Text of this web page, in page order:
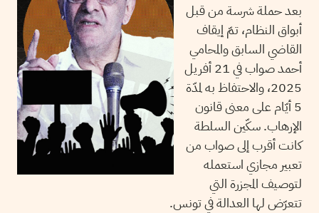
بعد حملة شرسة من قبل
أبواق النظام، تمّ إيقاف
القاضي السابق والمحامي
أحمد صواب في 21 أفريل
2025، والاحتفاظ به لمدّة
5 أيّام على معنى قانون
الإرهاب. سكّين السلطة
كانت أقرب إلى صواب من
تعبير مجازي استعمله
لتوصيف المجزرة التي
تتعرّض لها العدالة في تونس.